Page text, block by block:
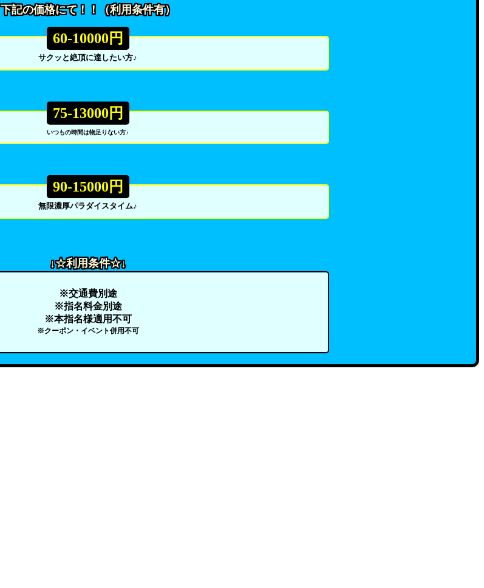
下記の価格にて！！（利用条件有）
60-10000円
サクッと絶頂に達したい方♪
75-13000円
いつもの時間は物足りない方♪
90-15000円
無限濃厚パラダイスタイム♪
↓☆利用条件☆↓
※交通費別途
※指名料金別途
※本指名様適用不可
※クーポン・イベント併用不可